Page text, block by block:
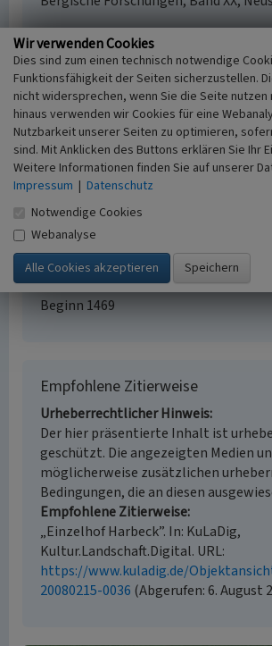
Einzelhof Harbeck
Schlagwörter
Einzelsiedlung Einzelhof Löschteich
Fachsicht(en)
Kulturlandschaftspflege
Erfassungsmaßstab
i.d.R. 1:5.000 (größer als 1:20.000)
Erfassungsmethode
Auswertung historischer Karten,
Geländebegehung/-kartierung
Historischer Zeitraum
Beginn 1469
Empfohlene Zitierweise
Urheberrechtlicher Hinweis
Der hier präsentierte Inhalt ist
geschützt. Die angezeigten Medien
möglicherweise zusätzlichen
Bedingungen, die an diesen
Empfohlene Zitierweise
„Einzelhof Harbeck”. In: KuLaDig,
Kultur.Landschaft.Digital. URL:
https://www.kuladig.de/
20080215-0036 (Abgerufen: 6. August
Wir verwenden Cookies
Dies sind zum einen technisch notwendige
Funktionsfähigkeit der Seiten sicherzustellen.
nicht widersprechen, wenn Sie die Seite nutzen
hinaus verwenden wir Cookies für eine
Nutzbarkeit unserer Seiten zu optimieren,
sind. Mit Anklicken des Buttons erklären Sie Ihr
Weitere Informationen finden Sie auf unserer
Impressum | Datenschutz
Notwendige Cookies
Webanalyse